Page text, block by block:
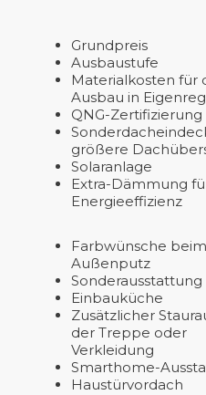
Grundpreis
Ausbaustufe
Materialkosten für
Ausbau in
QNG-Zertifizierung
größere
Solaranlage
Extra-Dämmung
Energieeffizienz
Farbwünsche beim
Außenputz
Sonderausstattung
Einbauküche
Zusätzlicher
der Treppe oder
Verkleidung
Smarthome-
Haustürvordach